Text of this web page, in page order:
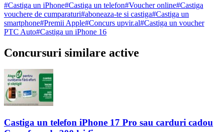
#Castiga un iPhone#Castiga un telefon#Voucher online#Castiga
vouchere de cumparaturi#aboneaza-te si castiga#Castiga un
smartphone#Premii Apple#Concurs upvir.al#Castiga un voucher
PTC Auto#Castiga un iPhone 16
Concursuri similare active
Castiga un telefon iPhone 17 Pro sau carduri cadou